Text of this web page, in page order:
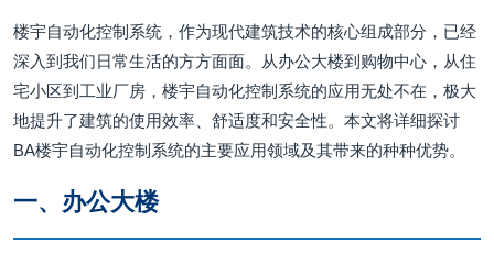
楼宇自动化控制系统，作为现代建筑技术的核心组成部分，已经
深入到我们日常生活的方方面面。从办公大楼到购物中心，从住
宅小区到工业厂房，楼宇自动化控制系统的应用无处不在，极大
地提升了建筑的使用效率、舒适度和安全性。本文将详细探讨
BA楼宇自动化控制系统的主要应用领域及其带来的种种优势。
一、办公大楼